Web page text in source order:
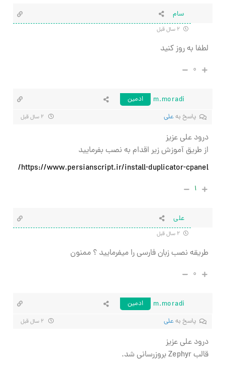
سام
لطفا به روز کنید
۰
m.moradi
ادمین
پاسخ بهعلی
درود علی عزیز
از طریق آموزش زیر اقدام به نصب بفرمایید
https://www.persianscript.ir/install-duplicator-cpanel/
۱
علی
طریقه نصب زبان فارسی را میفرمایید ؟ ممنون
۰
m.moradi
ادمین
پاسخ بهعلی
درود علی عزیز
قالب Zephyr بروزرسانی شد.